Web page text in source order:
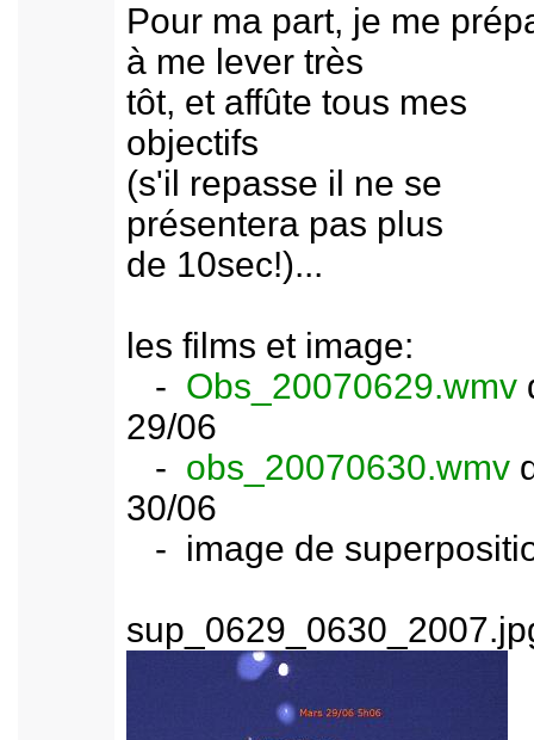
Pour ma part, je me
à me lever très
tôt, et affûte tous mes
objectifs
(s'il repasse il ne se
présentera pas plus
de 10sec!)...
les films et image:
- Obs_20070629.wmv
29/06
- obs_20070630.wmv
30/06
- image de